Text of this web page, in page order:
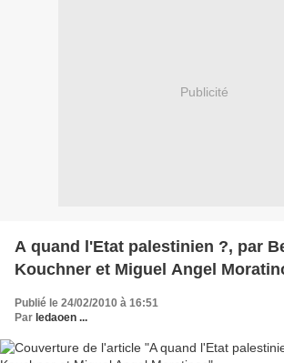
Publicité
A quand l'Etat palestinien ?, par
Kouchner et Miguel Angel
Publié le 24/02/2010 à 16:51
Par ledaoen ...